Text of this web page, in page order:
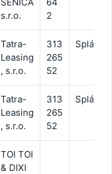
s.r.o.
2
Tatra-
Leasing
, s.r.o.
313
265
52
Tatra-
Leasing
, s.r.o.
313
265
52
TOI TOI
& DIXI